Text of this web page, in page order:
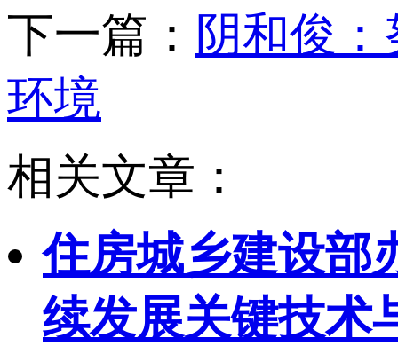
下一篇： 阴和俊
环境
相关文章：
住房城乡建设部
续发展关键技术